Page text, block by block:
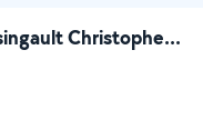
Christophe...